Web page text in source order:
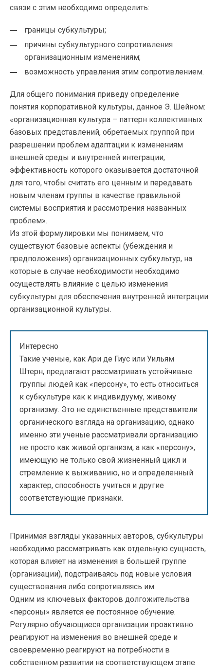
связи с этим необходимо определить:
границы субкультуры;
причины субкультурного сопротивления
организационным изменениям;
возможность управления этим сопротивлением.
Для общего понимания приведу определение
понятия корпоративной культуры, данное Э. Шейном:
«организационная культура – паттерн коллективных
базовых представлений, обретаемых группой при
разрешении проблем адаптации к изменениям
внешней среды и внутренней интеграции,
эффективность которого оказывается достаточной
для того, чтобы считать его ценным и передавать
новым членам группы в качестве правильной
системы восприятия и рассмотрения названных
проблем».
Из этой формулировки мы понимаем, что
существуют базовые аспекты (убеждения и
предположения) организационных субкультур, на
которые в случае необходимости необходимо
осуществлять влияние с целью изменения
субкультуры для обеспечения внутренней интеграции
организационной культуры.
Интересно
Такие ученые, как Ари де Гиус или Уильям
Штерн, предлагают рассматривать устойчивые
группы людей как «персону», то есть относиться
к субкультуре как к индивидууму, живому
организму. Это не единственные представители
органического взгляда на организацию, однако
именно эти ученые рассматривали организацию
не просто как живой организм, а как «персону»,
имеющую не только свой жизненный цикл и
стремление к выживанию, но и определенный
характер, способность учиться и другие
соответствующие признаки.
Принимая взгляды указанных авторов, субкультуры
необходимо рассматривать как отдельную сущность,
которая влияет на изменения в большей группе
(организации), подстраиваясь под новые условия
существования либо сопротивляясь им.
Одним из ключевых факторов долгожительства
«персоны» является ее постоянное обучение.
Регулярно обучающиеся организации проактивно
реагируют на изменения во внешней среде и
своевременно реагируют на потребности в
собственном развитии на соответствующем этапе